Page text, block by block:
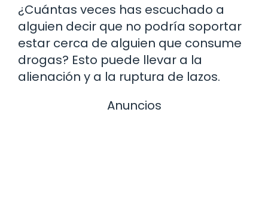
¿Cuántas veces has escuchado a
alguien decir que no podría soportar
estar cerca de alguien que consume
drogas? Esto puede llevar a la
alienación y a la ruptura de lazos.
Anuncios